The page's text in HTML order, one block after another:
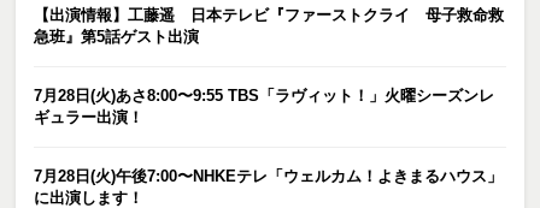
【出演情報】工藤遥 日本テレビ『ファーストクライ 母子救命救
急班』第5話ゲスト出演
7月28日(火)あさ8:00〜9:55 TBS「ラヴィット！」火曜シーズンレ
ギュラー出演！
7月28日(火)午後7:00〜NHKEテレ「ウェルカム！よきまるハウス」
に出演します！